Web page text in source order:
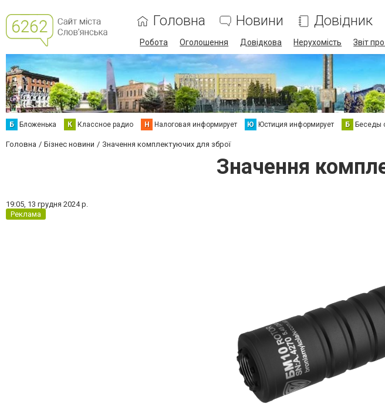
Головна Новини Довідник
Робота Оголошення Довідкова Нерухомість Звіт
Б Бложенька К Классное радио Н Налоговая информирует Ю Юстиция информирует Б Беседы
Головна Бізнес новини Значення комплектуючих для зброї
Значення
19:05, 13 грудня 2024 р.
Реклама